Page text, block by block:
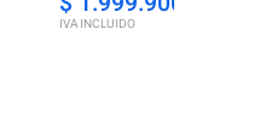
IVA INCLUIDO